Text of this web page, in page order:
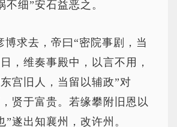
细”安石益恶之。
博求去，帝曰“密院事剧，当
，维奏事殿中，以言不用，
宫旧人，当留以辅政”对
贤于富贵。若缘攀附旧恩以
”遂出知襄州，改许州。